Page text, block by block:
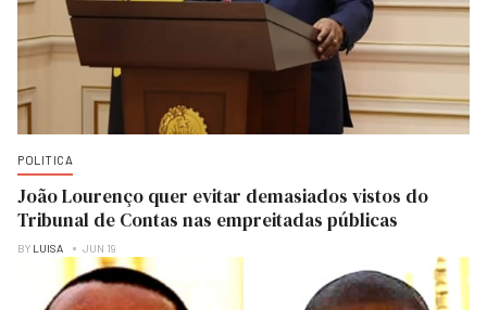
POLITICA
João Lourenço quer evitar demasiados vistos do
Tribunal de Contas nas empreitadas públicas
BY LUISA JUN 19